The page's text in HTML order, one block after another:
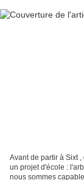
Avant de partir à Sixt
un projet d'école :
nous sommes